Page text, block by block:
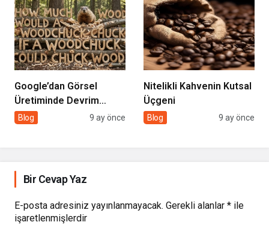
Google’dan Görsel
Üretiminde Devrim
Yaratan Hamle
Blog 9 ay önce
Nitelikli Kahvenin Kutsal
Üçgeni
Blog 9 ay önce
Bir Cevap Yaz
E-posta adresiniz yayınlanmayacak. Gerekli alanlar * ile
işaretlenmişlerdir